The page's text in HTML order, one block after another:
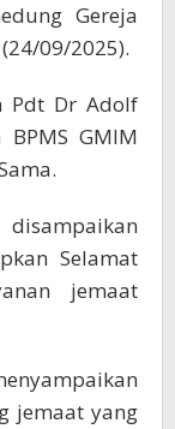
Gereja
09/2025).
Pdt Dr Adolf
GMIM
Selamat
jemaat
jemaat yang